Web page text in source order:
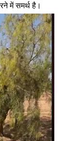
में समर्थ है।